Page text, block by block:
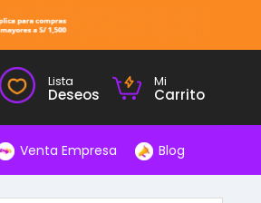
Lista
Deseos
Mi
Carrito
Venta Empresa Blog